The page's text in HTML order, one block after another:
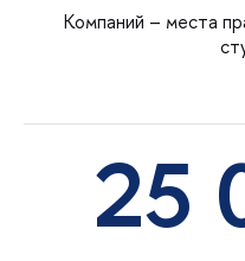
Компаний – места
25